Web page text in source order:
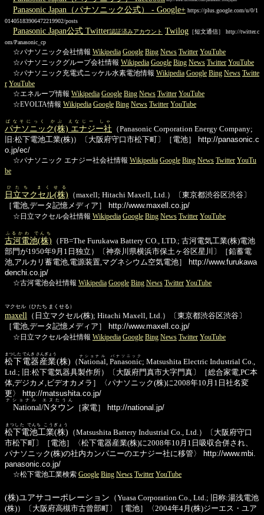
Panasonic Japan（パナソニック公式） - Google+ https://plus.google.com/u/0/1
01405183906472219902/posts
Panasonic Japan公式 Twitter認証済みアカウント Twilog ［短文通信］ http://twitter.c
om/Panasonic_cp
☆パナソニック会社情報 Wikipedia Google Bing News Twitter YouTube
☆パナソニックグループ会社情報 Wikipedia Google Bing News Twitter YouTube
☆パナソニック充電式ニッケル水素電池情報 Wikipedia Google Bing News Twitte
r YouTube
☆エネループ情報 Wikipedia Google Bing News Twitter YouTube
☆EVOLTA情報 Wikipedia Google Bing News Twitter YouTube
パナソニック(株) エナジー社
ぱなそにっく かぶ えなじー しゃ
（Panasonic Corporation Energy Company;
旧:松下電池工業(株)）〔大阪府守口市松下町〕［電池］
http://panasonic.c
o.jp/ec/
☆パナソニック エナジー社会社情報 Wikipedia Google Bing News Twitter YouTu
be
日立マクセル(株)
ひたち まくせる
（maxell; Hitachi Maxell, Ltd.）〔東京都渋谷区渋谷〕
［電池,データ記憶メディア］
http://www.maxell.co.jp/
☆日立マクセル会社情報 Wikipedia Google Bing News Twitter YouTube
古河電池(株)
ふるかわ でんち
（FB=The Furukawa Battery CO., LTD.; 古河電気工業(株)電池
部門が1950年9月1日独立）〔神奈川県横浜市保土ヶ谷区星川〕［鉛蓄電
池,アルカリ蓄電池,電源装置,マグネシウム空気電池］
http://www.furukawa
denchi.co.jp/
☆古河電池会社情報 Wikipedia Google Bing News Twitter YouTube
マクセル（ひたち まくせる）
maxell （日立マクセル(株); Hitachi Maxell, Ltd.）〔東京都渋谷区渋谷〕
［電池,データ記憶メディア］
http://www.maxell.co.jp/
☆日立マクセル会社情報 Wikipedia Google Bing News Twitter YouTube
松下電器産業
まつした でんき さんぎょう
(株) （National
ナショナル
Panasonic
パナソニック
; Matsushita Electric Industrial Co.,
Ltd.; 旧:松下電気器具製作所）〔大阪府門真市大字門真〕［総合家電,PC本
体,デジカメ,ビデオカメラ］〈パナソニック(株)に2008年10月1日社名変
更〉
http://matsushita.co.jp/
National/Nタウン
ナショナル エヌたうん
［家電］ http://national.jp/
松下電池工業(株)
まつした でんち こうぎょう
（Matsushita Battery Industrial Co., Ltd.）〔大阪府守口
市松下町〕［電池］〈松下電器産業(株)に2008年10月1日吸収合併され、
パナソニック(株)の社内カンパニーのエナジー社に移管〉
http://www.mbi.
panasonic.co.jp/
☆松下電池工業検索 Google Bing News Twitter YouTube
(株)ユアサコーポレーション （Yuasa Corporation Co., Ltd.; 旧称:湯浅電池
(株)）〔大阪府高槻市古曾部町〕［電池］〈2004年4月(株)ジーエス・ユア